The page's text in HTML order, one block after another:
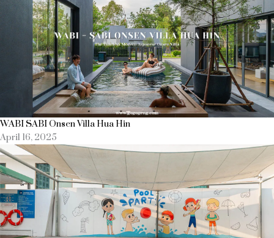
WABI SABI Onsen Villa Hua Hin
April 16, 2025